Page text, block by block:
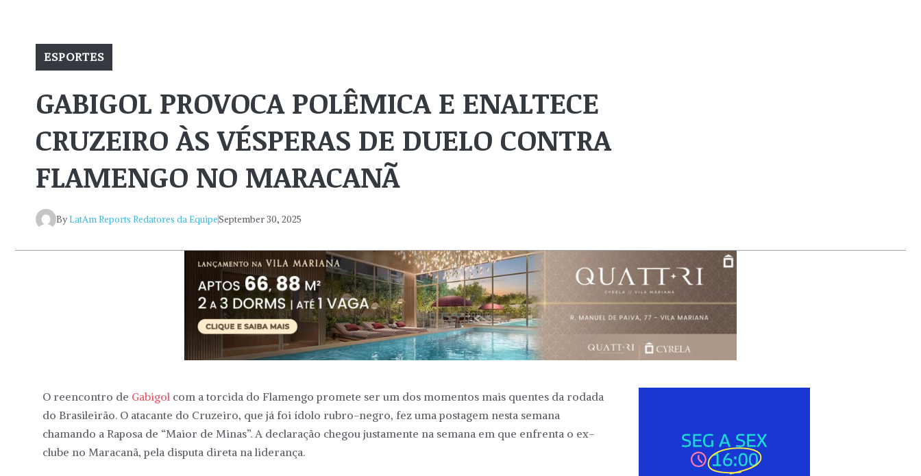
ESPORTES
GABIGOL PROVOCA POLÊMICA E ENALTECE
CRUZEIRO ÀS VÉSPERAS DE DUELO CONTRA
FLAMENGO NO MARACANÃ
ByLatAm Reports Redatores da EquipeSeptember 30, 2025
O reencontro de Gabigol com a torcida do Flamengo promete ser um dos momentos mais quentes da rodada
do Brasileirão. O atacante do Cruzeiro, que já foi ídolo rubro-negro, fez uma postagem nesta semana
chamando a Raposa de “Maior de Minas”. A declaração chegou justamente na semana em que enfrenta o ex-
clube no Maracanã, pela disputa direta na liderança.